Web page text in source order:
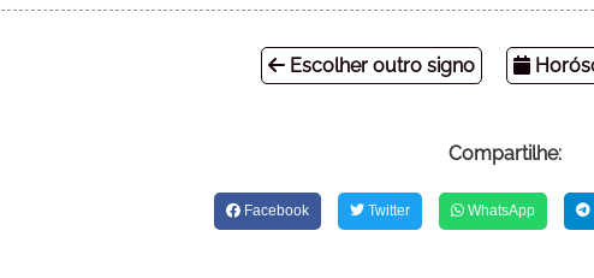
Escolher outro signo
Compartilhe:
Facebook Twitter WhatsApp